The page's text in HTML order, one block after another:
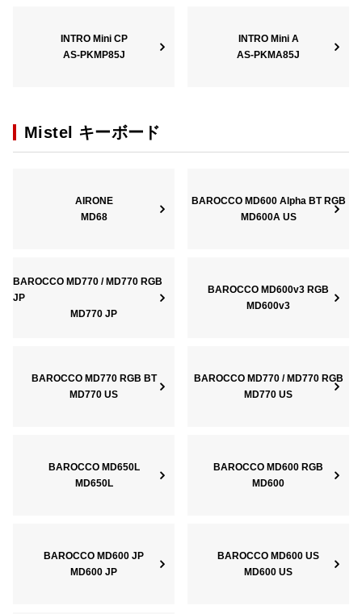
INTRO Mini CP
AS-PKMP85J
INTRO Mini A
AS-PKMA85J
Mistel キーボード
AIRONE
MD68
BAROCCO MD600 Alpha BT RGB
MD600A US
BAROCCO MD770 / MD770 RGB
JP
MD770 JP
BAROCCO MD600v3 RGB
MD600v3
BAROCCO MD770 RGB BT
MD770 US
BAROCCO MD770 / MD770 RGB
MD770 US
BAROCCO MD650L
MD650L
BAROCCO MD600 RGB
MD600
BAROCCO MD600 JP
MD600 JP
BAROCCO MD600 US
MD600 US